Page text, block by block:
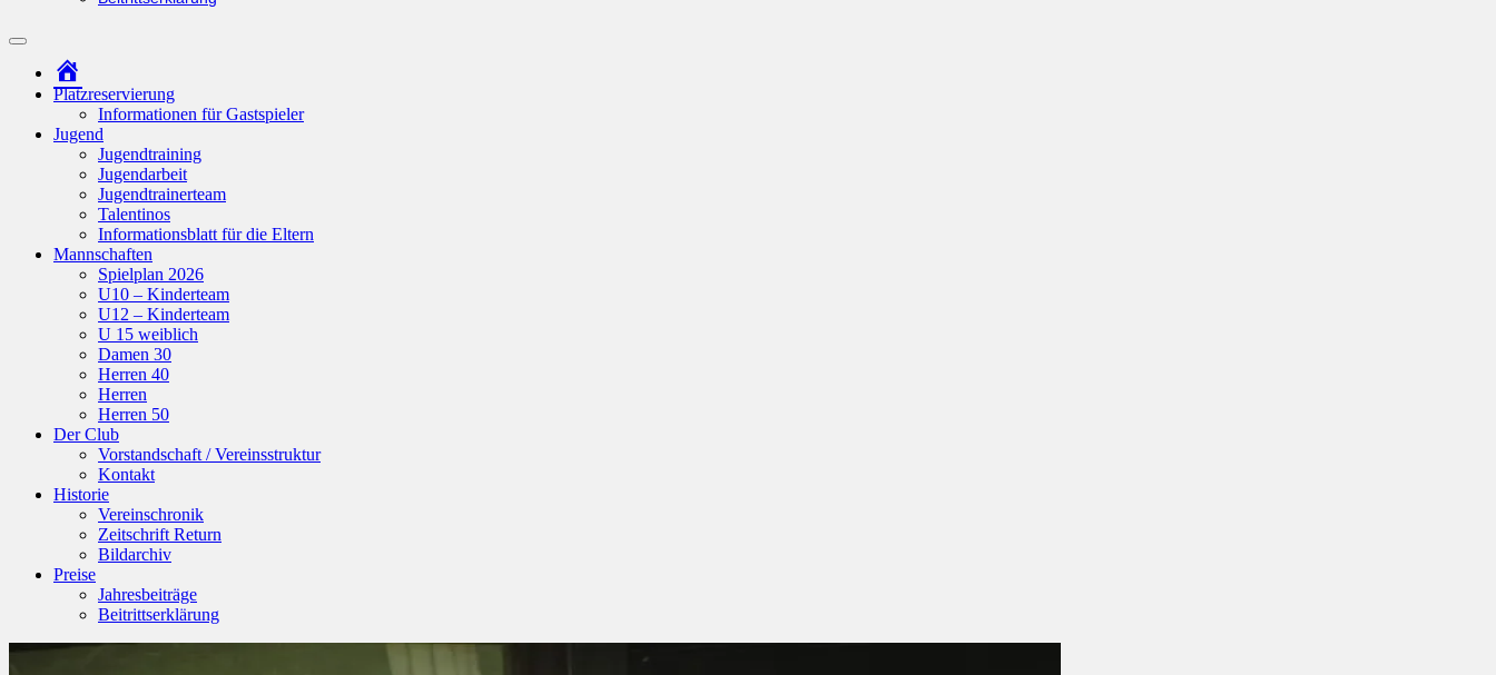
Suchfeld
ein-/ausblenden
Platzreservierung
Informationen für Gastspieler
Jugend
Jugendtraining
Jugendarbeit
Jugendtrainerteam
Talentinos
Informationsblatt für die Eltern
Mannschaften
Spielplan 2026
U10 – Kinderteam
U12 – Kinderteam
U 15 weiblich
Damen 30
Herren 40
Herren
Herren 50
Der Club
Vorstandschaft / Vereinsstruktur
Kontakt
Historie
Vereinschronik
Zeitschrift Return
Bildarchiv
Preise
Jahresbeiträge
Beitrittserklärung